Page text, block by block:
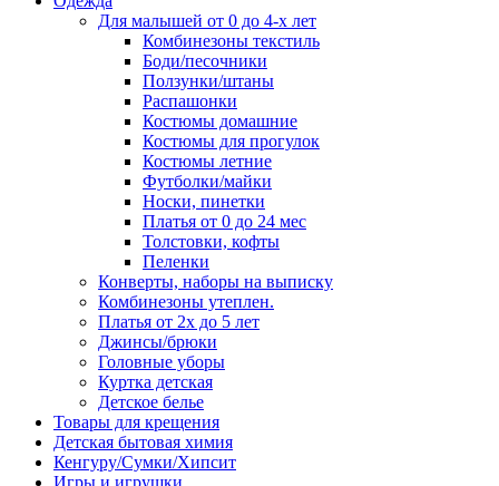
Для малышей от 0 до 4-х лет
Комбинезоны текстиль
Боди/песочники
Ползунки/штаны
Распашонки
Костюмы домашние
Костюмы для прогулок
Костюмы летние
Футболки/майки
Носки, пинетки
Платья от 0 до 24 мес
Толстовки, кофты
Пеленки
Конверты, наборы на выписку
Комбинезоны утеплен.
Платья от 2х до 5 лет
Джинсы/брюки
Головные уборы
Куртка детская
Детское белье
Товары для крещения
Детская бытовая химия
Кенгуру/Сумки/Хипсит
Игры и игрушки